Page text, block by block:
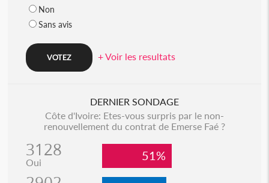
Non
Sans avis
+ Voir les resultats
DERNIER SONDAGE
Côte d'Ivoire: Etes-vous surpris par le non-
renouvellement du contrat de Emerse Faé ?
3128
Oui 51%